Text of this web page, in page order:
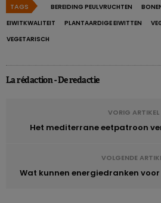
TAGS BEREIDING PEULVRUCHTEN
EIWITKWALITEIT
PLANTAARDIGE EIWITTEN
VEGETARISCH
La rédaction - De redactie
VORIG ARTIKEL
Het mediterrane eetpatroon
VOLGENDE
Wat kunnen energiedranken